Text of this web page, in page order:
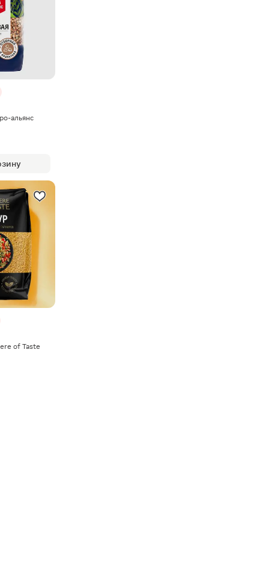
альянс
of Taste